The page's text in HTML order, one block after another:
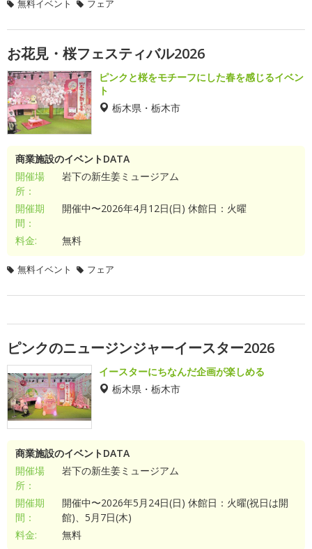
無料イベント フェア
お花見・桜フェスティバル2026
ピンクと桜をモチーフにした春を感じるイベン
ト
栃木県・栃木市
商業施設のイベントDATA
開催場
所：
岩下の新生姜ミュージアム
開催期
間：
開催中〜2026年4月12日(日) 休館日：火曜
料金: 無料
無料イベント フェア
ピンクのニュージンジャーイースター2026
イースターにちなんだ企画が楽しめる
栃木県・栃木市
商業施設のイベントDATA
開催場
所：
岩下の新生姜ミュージアム
開催期
間：
開催中〜2026年5月24日(日) 休館日：火曜(祝日は開
館)、5月7日(木)
料金:
無料